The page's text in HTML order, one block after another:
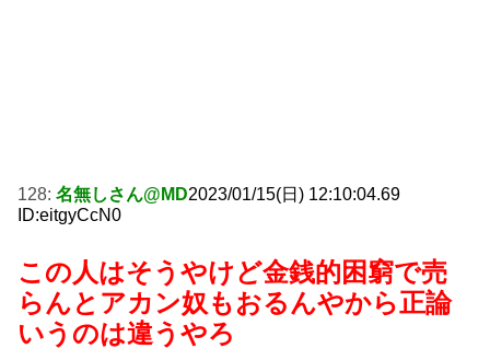
128: 名無しさん@MD2023/01/15(日) 12:10:04.69
ID:eitgyCcN0
この人はそうやけど金銭的困窮で売
らんとアカン奴もおるんやから正論
いうのは違うやろ